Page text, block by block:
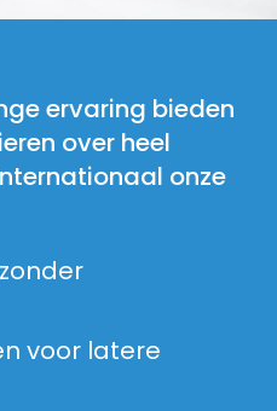
ervaring bieden
over heel
onze
voor latere